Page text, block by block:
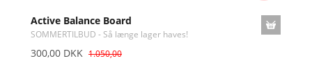
Active Balance Board
SOMMERTILBUD - Så længe lager haves!
300,00 DKK 1.050,00